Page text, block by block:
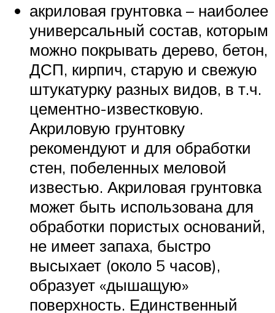
акриловая грунтовка – наиболее
универсальный состав, которым
можно покрывать дерево, бетон,
ДСП, кирпич, старую и свежую
штукатурку разных видов, в т.ч.
цементно-известковую.
Акриловую грунтовку
рекомендуют и для обработки
стен, побеленных меловой
известью. Акриловая грунтовка
может быть использована для
обработки пористых оснований,
не имеет запаха, быстро
высыхает (около 5 часов),
образует «дышащую»
поверхность. Единственный